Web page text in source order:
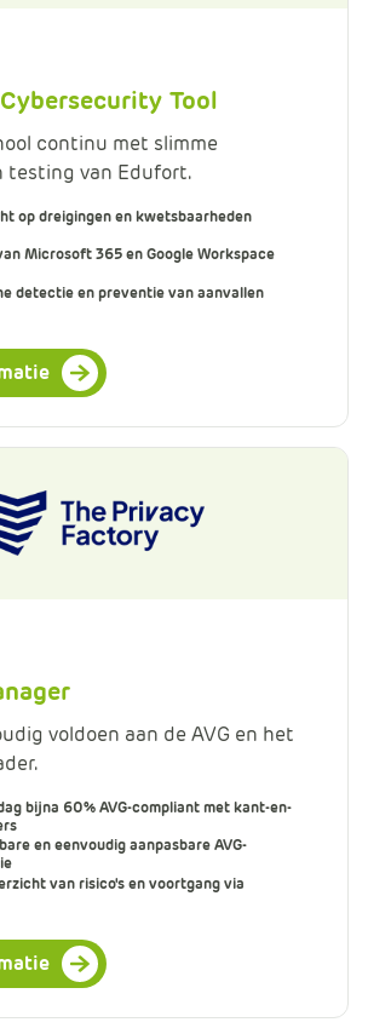
Tool
continu met slimme
testing van Edufort.
op dreigingen en kwetsbaarheden
Microsoft 365 en Google Workspace
detectie en preventie van aanvallen
voldoen aan de AVG en het
bijna 60% AVG-compliant met kant-en-
en eenvoudig aanpasbare AVG-
van risico's en voortgang via